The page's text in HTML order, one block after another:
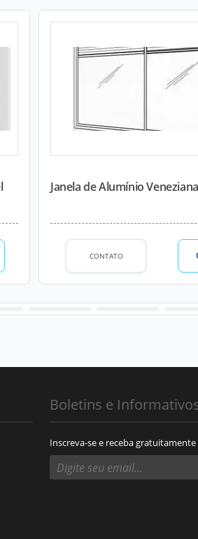
Janela de Alumínio
CONTATO
Boletins e
Inscreva-se e receba gratuitamente